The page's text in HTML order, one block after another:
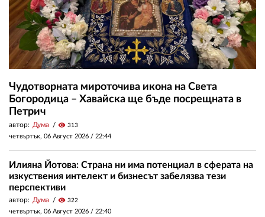
Чудотворната мироточива икона на Света
Богородица – Хавайска ще бъде посрещната в
Петрич
автор: Дума visibility 313
четвъртък, 06 Август 2026 / 22:44
Илияна Йотова: Страна ни има потенциал в сферата на
изкуствения интелект и бизнесът забелязва тези
перспективи
автор: Дума visibility 322
четвъртък, 06 Август 2026 / 22:40